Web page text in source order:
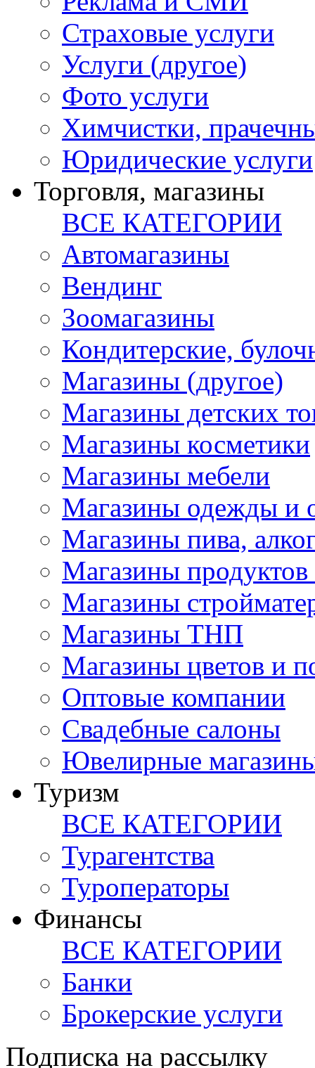
Страховые услуги
Услуги (другое)
Фото услуги
Химчистки,
Юридические услуги
Торговля, магазины
ВСЕ КАТЕГОРИИ
Автомагазины
Вендинг
Зоомагазины
Кондитерские,
Магазины (другое)
Магазины детских
Магазины косметики
Магазины мебели
Магазины одежды и
Магазины пива,
Магазины продуктов
Магазины
Магазины ТНП
Магазины цветов и
Оптовые компании
Свадебные салоны
Ювелирные
Туризм
ВСЕ КАТЕГОРИИ
Турагентства
Туроператоры
Финансы
ВСЕ КАТЕГОРИИ
Банки
Брокерские услуги
Подписка на рассылку